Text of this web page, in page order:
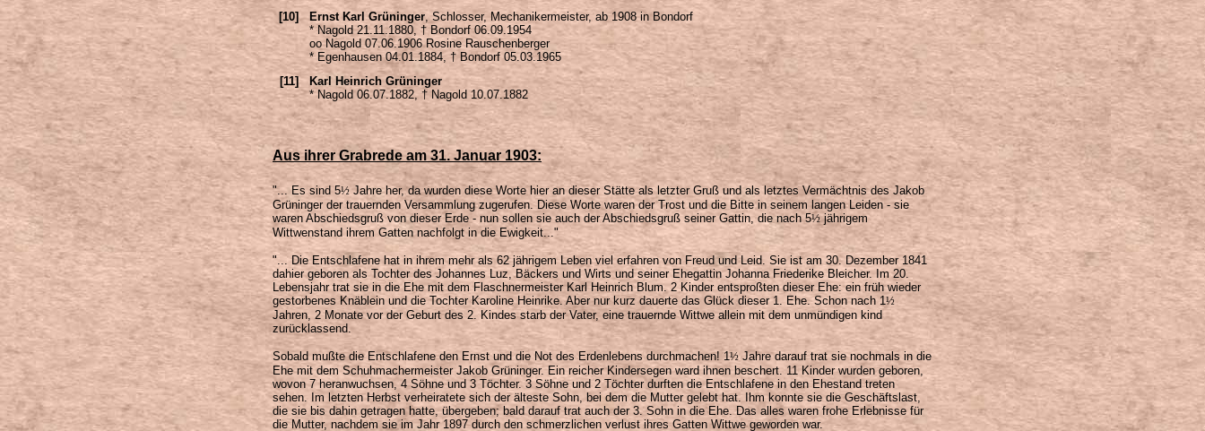
[10]
Ernst Karl Grüninger , Schlosser, Mechanikermeister, ab 1908 in Bondorf
* Nagold 21.11.1880, † Bondorf 06.09.1954
oo Nagold 07.06.1906 Rosine Rauschenberger
* Egenhausen 04.01.1884, † Bondorf 05.03.1965
[11]
Karl Heinrich Grüninger
* Nagold 06.07.1882, † Nagold 10.07.1882
Aus ihrer Grabrede am 31. Januar 1903:
"... Es sind 5½ Jahre her, da wurden diese Worte hier an dieser Stätte als letzter Gruß und als letztes Vermächtnis des Jakob
Grüninger der trauernden Versammlung zugerufen. Diese Worte waren der Trost und die Bitte in seinem langen Leiden - sie
waren Abschiedsgruß von dieser Erde - nun sollen sie auch der Abschiedsgruß seiner Gattin, die nach 5½jährigem
Wittwenstand ihrem Gatten nachfolgt in die Ewigkeit..."
"... Die Entschlafene hat in ihrem mehr als 62 jährigem Leben viel erfahren von Freud und Leid. Sie ist am 30. Dezember 1841
dahier geboren als Tochter des Johannes Luz, Bäckers und Wirts und seiner Ehegattin Johanna Friederike Bleicher. Im 20.
Lebensjahr trat sie in die Ehe mit dem Flaschnermeister Karl Heinrich Blum. 2 Kinder entsproßten dieser Ehe: ein früh wieder
gestorbenes Knäblein und die Tochter Karoline Heinrike. Aber nur kurz dauerte das Glück dieser 1. Ehe. Schon nach 1½
Jahren, 2 Monate vor der Geburt des 2. Kindes starb der Vater, eine trauernde Wittwe allein mit dem unmündigen kind
zurücklassend.
Sobald mußte die Entschlafene den Ernst und die Not des Erdenlebens durchmachen! 1½ Jahre darauf trat sie nochmals in die
Ehe mit dem Schuhmachermeister Jakob Grüninger. Ein reicher Kindersegen ward ihnen beschert. 11 Kinder wurden geboren,
wovon 7 heranwuchsen, 4 Söhne und 3 Töchter. 3 Söhne und 2 Töchter durften die Entschlafene in den Ehestand treten
sehen. Im letzten Herbst verheiratete sich der älteste Sohn, bei dem die Mutter gelebt hat. Ihm konnte sie die Geschäftslast,
die sie bis dahin getragen hatte, übergeben; bald darauf trat auch der 3. Sohn in die Ehe. Das alles waren frohe Erlebnisse für
die Mutter, nachdem sie im Jahr 1897 durch den schmerzlichen verlust ihres Gatten Wittwe geworden war.